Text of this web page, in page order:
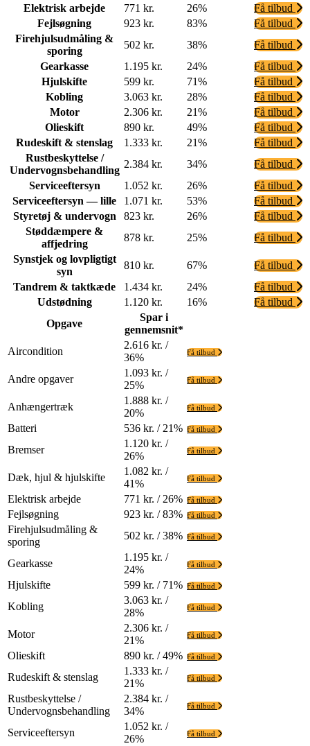
Elektrisk arbejde
771 kr. 26%
Få tilbud
Fejlsøgning
923 kr. 83%
Få tilbud
Firehjulsudmåling &
sporing
502 kr. 38%
Få tilbud
Gearkasse
1.195 kr. 24%
Få tilbud
Hjulskifte
599 kr. 71%
Få tilbud
Kobling
3.063 kr. 28%
Få tilbud
Motor
2.306 kr. 21%
Få tilbud
Olieskift
890 kr. 49%
Få tilbud
Rudeskift & stenslag
1.333 kr. 21%
Få tilbud
Rustbeskyttelse /
Undervognsbehandling
2.384 kr. 34%
Få tilbud
Serviceeftersyn
1.052 kr. 26%
Få tilbud
Serviceeftersyn — lille
1.071 kr. 53%
Få tilbud
Styretøj & undervogn
823 kr. 26%
Få tilbud
Støddæmpere &
affjedring
878 kr. 25%
Få tilbud
Synstjek og lovpligtigt
syn
810 kr. 67%
Få tilbud
Tandrem & taktkæde
1.434 kr. 24%
Få tilbud
Udstødning
1.120 kr. 16%
Få tilbud
Opgave
Spar i
gennemsnit*
Aircondition
2.616 kr. /
36%
Få tilbud
Andre opgaver
1.093 kr. /
25%
Få tilbud
Anhængertræk
1.888 kr. /
20%
Få tilbud
Batteri 536 kr. / 21% Få tilbud
Bremser
1.120 kr. /
26%
Få tilbud
Dæk, hjul & hjulskifte
1.082 kr. /
41%
Få tilbud
Elektrisk arbejde 771 kr. / 26% Få tilbud
Fejlsøgning 923 kr. / 83% Få tilbud
Firehjulsudmåling &
sporing
502 kr. / 38% Få tilbud
Gearkasse
1.195 kr. /
24%
Få tilbud
Hjulskifte 599 kr. / 71% Få tilbud
Kobling
3.063 kr. /
28%
Få tilbud
Motor
2.306 kr. /
21%
Få tilbud
Olieskift 890 kr. / 49% Få tilbud
Rudeskift & stenslag
1.333 kr. /
21%
Få tilbud
Rustbeskyttelse /
Undervognsbehandling
2.384 kr. /
34%
Få tilbud
Serviceeftersyn
1.052 kr. /
26%
Få tilbud